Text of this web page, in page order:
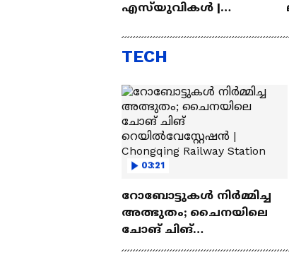
എസ്‍യുവികൾ |
Lakh
TECH
03:21
റോബോട്ടുകൾ നിർമ്മിച്ച
അത്ഭുതം; ചൈനയിലെ
ചോങ് ചിങ്